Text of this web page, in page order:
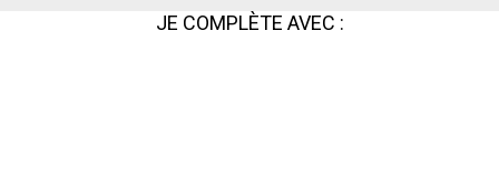
JE COMPLÈTE AVEC :